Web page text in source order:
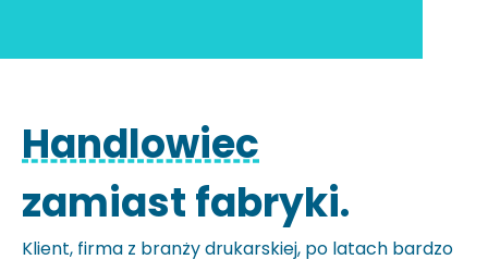
Handlowiec
zamiast fabryki.
Klient, firma z branży drukarskiej, po latach bardzo